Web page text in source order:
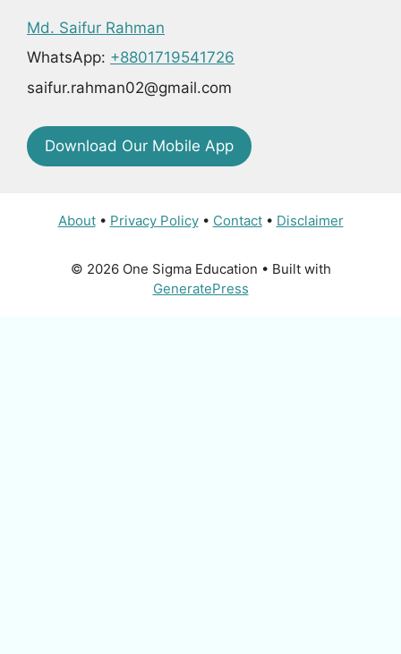
Md. Saifur Rahman
WhatsApp: +8801719541726
saifur.rahman02@gmail.com
Download Our Mobile App
About• Privacy Policy• Contact• Disclaimer
© 2026 One Sigma Education • Built with
GeneratePress